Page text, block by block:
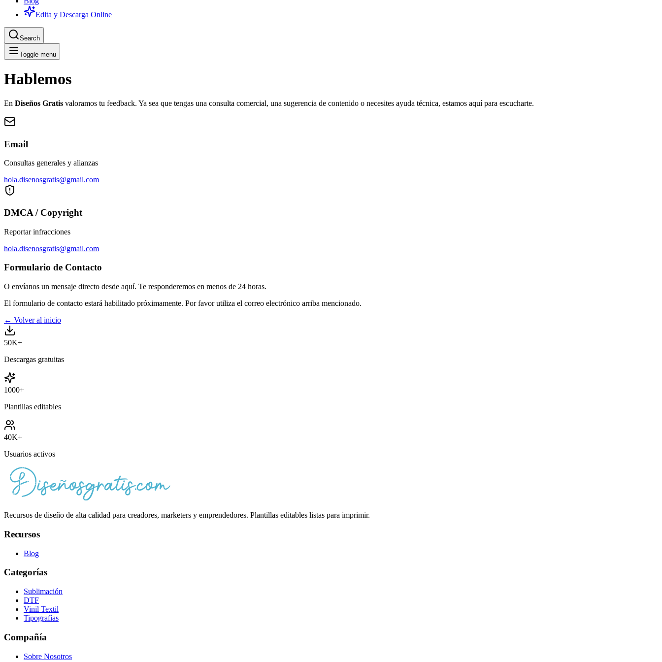
Edita y Descarga Online
Search
Toggle menu
Hablemos
En Diseños Gratis valoramos tu feedback. Ya sea que tengas una consulta comercial, una sugerencia de contenido o necesites ayuda técnica, estamos aquí para escucharte.
Email
Consultas generales y alianzas
hola.disenosgratis@gmail.com
DMCA / Copyright
Reportar infracciones
hola.disenosgratis@gmail.com
Formulario de Contacto
O envíanos un mensaje directo desde aquí. Te responderemos en menos de 24 horas.
El formulario de contacto estará habilitado próximamente. Por favor utiliza el correo electrónico arriba mencionado.
← Volver al inicio
50K+
Descargas gratuitas
1000+
Plantillas editables
40K+
Usuarios activos
Recursos de diseño de alta calidad para creadores, marketers y emprendedores. Plantillas editables listas para imprimir.
Recursos
Blog
Categorías
Sublimación
DTF
Vinil Textil
Tipografías
Compañía
Sobre Nosotros